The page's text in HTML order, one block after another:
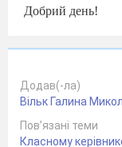
Добрий день!
Всім гостям
Дінді – дінді! Вам
На свято
Додав(-ла)
Вільк Галина
Пов’язані теми
Класному